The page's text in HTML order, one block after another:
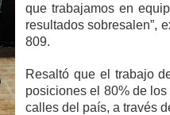
que trabajamos en
resultados sobresalen”,
809.
Resaltó que el trabajo
posiciones el 80% de
calles del país, a través